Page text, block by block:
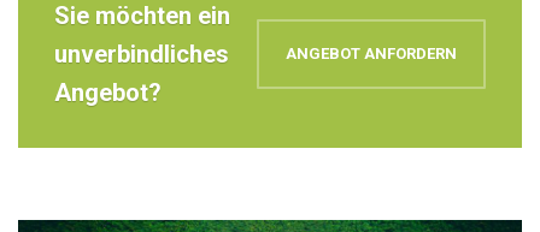
Sie möchten ein
unverbindliches
Angebot?
ANGEBOT ANFORDERN